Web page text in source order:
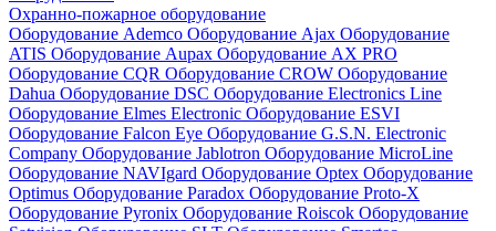
Охранно-пожарное оборудование
Оборудование Ademco Оборудование Ajax Оборудование
ATIS Оборудование Aupax Оборудование AX PRO
Оборудование CQR Оборудование CROW Оборудование
Dahua Оборудование DSC Оборудование Electronics Line
Оборудование Elmes Electronic Оборудование ESVI
Оборудование Falcon Eye Оборудование G.S.N. Electronic
Company Оборудование Jablotron Оборудование MicroLine
Оборудование NAVIgard Оборудование Optex Оборудование
Optimus Оборудование Paradox Оборудование Proto-X
Оборудование Pyronix Оборудование Roiscok Оборудование